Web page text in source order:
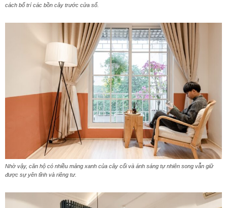
cách bố trí các bồn cây trước cửa sổ.
Nhờ vậy, căn hộ có nhiều mảng xanh của cây cối và ánh sáng tự nhiên song vẫn giữ
được sự yên tĩnh và riêng tư.